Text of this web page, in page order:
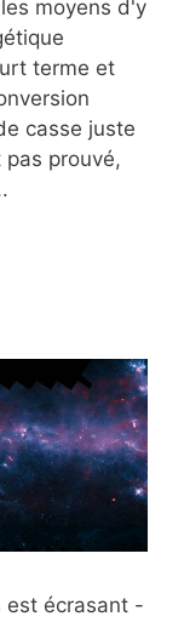
moyens d'y
terme et
casse juste
prouvé,
est écrasant -